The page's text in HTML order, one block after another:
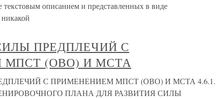
описанием и представленных в виде
ПРЕДПЛЕЧИЙ С
(ОВО) И МСТА
С ПРИМЕНЕНИЕМ МПСТ (ОВО) И МСТА 4.6.1.
ПЛАНА ДЛЯ РАЗВИТИЯ СИЛЫ